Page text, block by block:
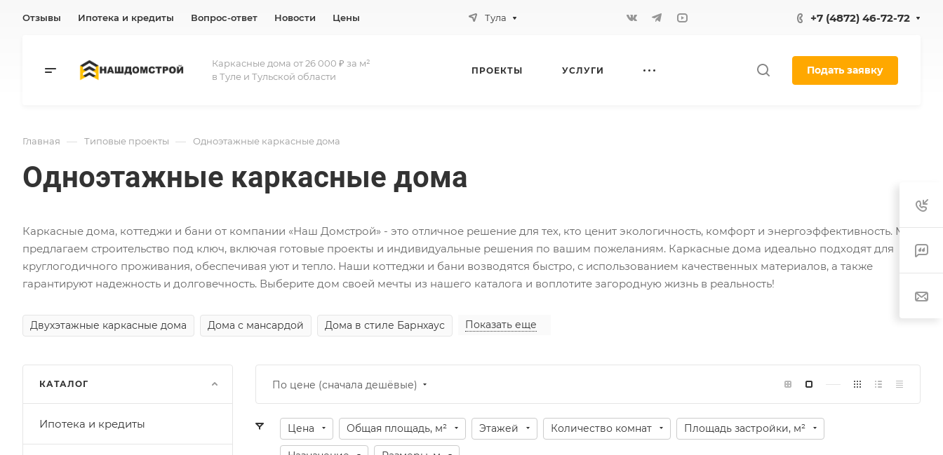
Отзывы Ипотека и кредиты Вопрос-ответ Новости Цены Тула +7 (4872) 46-72-72
Каркасные дома от 26 000 ₽ за м²
в Туле и Тульской области
ПРОЕКТЫ УСЛУГИ Подать заявку
Главная — Типовые проекты — Одноэтажные каркасные дома
Одноэтажные каркасные дома
Каркасные дома, коттеджи и бани от компании «Наш Домстрой» - это отличное решение для тех, кто ценит экологичность, комфорт и энергоэффективность. Мы
предлагаем строительство под ключ, включая готовые проекты и индивидуальные решения по вашим пожеланиям. Каркасные дома идеально подходят для
круглогодичного проживания, обеспечивая уют и тепло. Наши коттеджи и бани возводятся быстро, с использованием качественных материалов, а также
гарантируют надежность и долговечность. Выберите дом своей мечты из нашего каталога и воплотите загородную жизнь в реальность!
Двухэтажные каркасные дома Дома с мансардой Дома в стиле Барнхаус Показать еще
По цене (сначала дешёвые)
Цена Общая площадь, м² Этажей Количество комнат Площадь застройки, м²
КАТАЛОГ
Ипотека и кредиты